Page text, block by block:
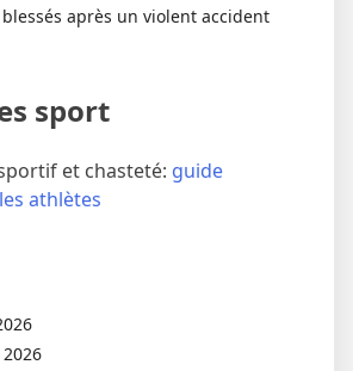
après un violent accident
sport
et chasteté: guide
athlètes